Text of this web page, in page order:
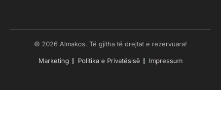
© 2026 Almakos. Të gjitha të drejtat e rezervuara!
Marketing Politika e Privatësisë Impressum